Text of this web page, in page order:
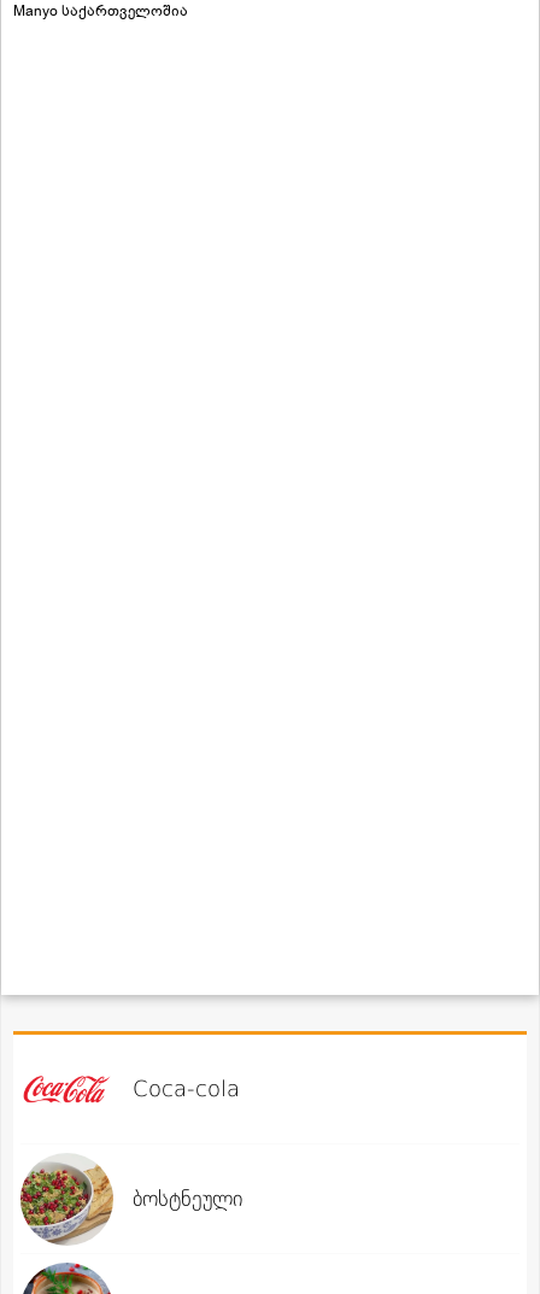
Manyo საქართველოშია
Coca-cola
ბოსტნეული